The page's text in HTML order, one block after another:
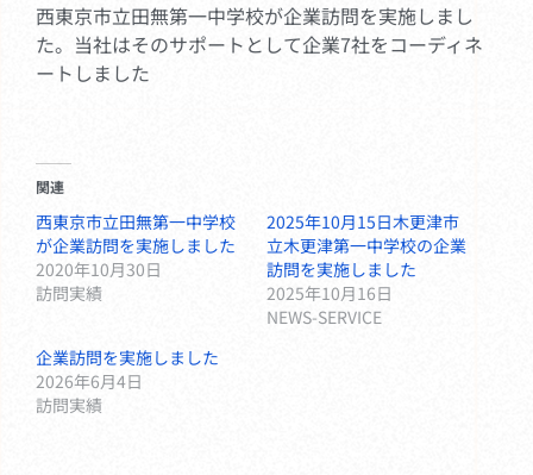
西東京市立田無第一中学校が企業訪問を実施しまし
た。当社はそのサポートとして企業7社をコーディネ
ートしました
関連
西東京市立田無第一中学校
が企業訪問を実施しました
2020年10月30日
訪問実績
2025年10月15日木更津市
立木更津第一中学校の企業
訪問を実施しました
2025年10月16日
NEWS-SERVICE
企業訪問を実施しました
2026年6月4日
訪問実績